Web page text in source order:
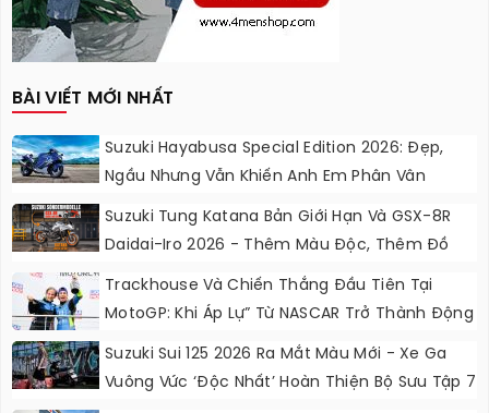
BÀI VIẾT MỚI NHẤT
Suzuki Hayabusa Special Edition 2026: Đẹp,
Ngầu Nhưng Vẫn Khiến Anh Em Phân Vân
Suzuki Tung Katana Bản Giới Hạn Và GSX-8R
Daidai-Iro 2026 - Thêm Màu Độc, Thêm Đồ
Chơi, Thêm Cá Tính
Trackhouse Và Chiến Thắng Đầu Tiên Tại
MotoGP: Khi Áp Lự” Từ NASCAR Trở Thành Động
Suzuki Sui 125 2026 Ra Mắt Màu Mới - Xe Ga
Vuông Vức ‘độc Nhất’ Hoàn Thiện Bộ Sưu Tập 7